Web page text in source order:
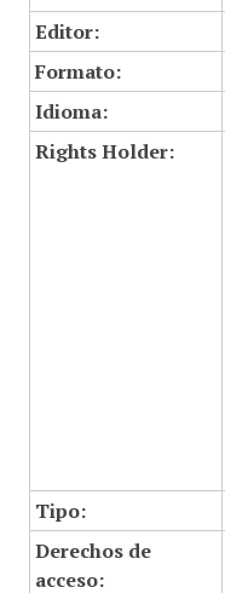
Editor:
Formato:
Idioma:
Rights Holder:
Tipo:
Derechos de
acceso: